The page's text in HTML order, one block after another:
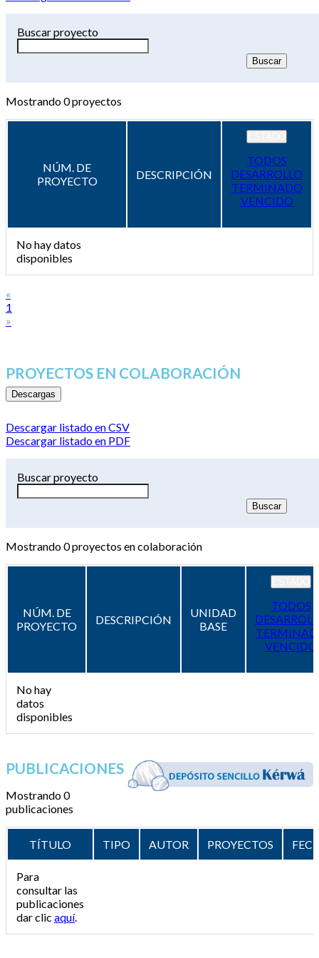
Buscar proyecto
Mostrando0proyectos
NÚM. DE
PROYECTO
DESCRIPCIÓN
TODOS
DESARROLLO
TERMINADO
VENCIDO
No hay datos
disponibles
«
1
»
PROYECTOS EN COLABORACIÓN
Descargas
Descargar listado en CSV
Descargar listado en PDF
Buscar proyecto
Mostrando0proyectos en colaboración
NÚM. DE
PROYECTO
DESCRIPCIÓN
UNIDAD
BASE
TODOS
VENCIDO
No hay
datos
disponibles
PUBLICACIONES
Mostrando 0
publicaciones
TÍTULO TIPO AUTOR PROYECTOS
Para
consultar las
publicaciones
dar clic aquí.